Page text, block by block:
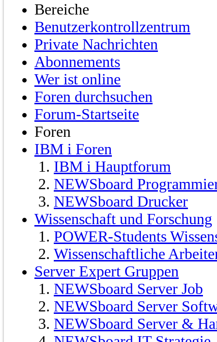
Bereiche
Benutzerkontrollzentrum
Private Nachrichten
Abonnements
Wer ist online
Foren durchsuchen
Forum-Startseite
Foren
IBM i Foren
IBM i Hauptforum
NEWSboard
NEWSboard Drucker
Wissenschaft und Forschung
POWER-Students
Wissenschaftliche
Server Expert Gruppen
NEWSboard Server Job
NEWSboard Server
NEWSboard Server &